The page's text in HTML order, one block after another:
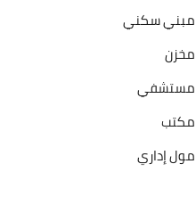
مبني سكني
مخزن
مستشفي
مكتب
مول إداري